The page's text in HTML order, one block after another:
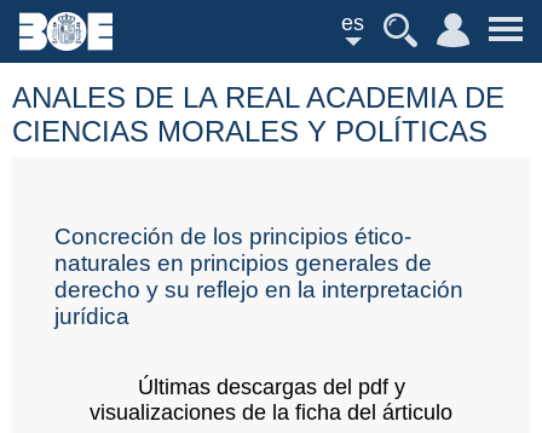
es
ANALES DE LA REAL ACADEMIA DE
CIENCIAS MORALES Y POLÍTICAS
Concreción de los principios ético-
naturales en principios generales de
derecho y su reflejo en la interpretación
jurídica
Últimas descargas del pdf y
visualizaciones de la ficha del árticulo